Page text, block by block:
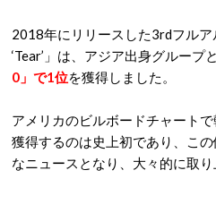
2018年にリリースした3rdフルア
‘Tear’」は、アジア出身グループ
0」で1位を獲得しました。
アメリカのビルボードチャート
獲得するのは史上初であり、こ
なニュースとなり、大々的に取り